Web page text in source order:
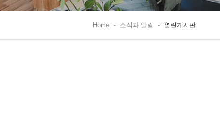
Home - 소식과 알림 - 열린게시판